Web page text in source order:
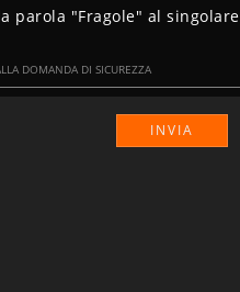
parola "Fragole" al singolare
INVIA